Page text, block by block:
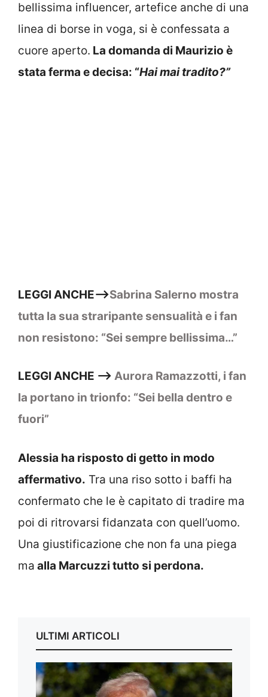
bellissima influencer, artefice anche di una
linea di borse in voga, si è confessata a
cuore aperto. La domanda di Maurizio è
stata ferma e decisa: “Hai mai tradito?”
LEGGI ANCHE–>Sabrina Salerno mostra
tutta la sua straripante sensualità e i fan
non resistono: “Sei sempre bellissima…”
LEGGI ANCHE –> Aurora Ramazzotti, i fan
la portano in trionfo: “Sei bella dentro e
fuori”
Alessia ha risposto di getto in modo
affermativo. Tra una riso sotto i baffi ha
confermato che le è capitato di tradire ma
poi di ritrovarsi fidanzata con quell’uomo.
Una giustificazione che non fa una piega
ma alla Marcuzzi tutto si perdona.
ULTIMI ARTICOLI